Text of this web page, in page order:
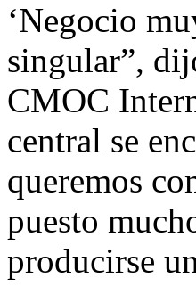
‘Negocio
singular”,
CMOC
central se
queremos
puesto
producirse